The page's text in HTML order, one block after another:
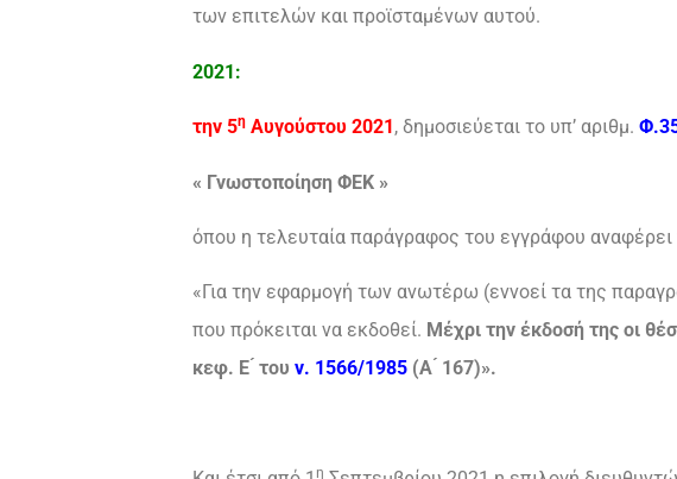
των επιτελών και προϊσταμένων αυτού.
2021:
την 5η Αυγούστου 2021 , δημοσιεύεται το υπ’ αριθμ.
« Γνωστοποίηση ΦΕΚ »
όπου η τελευταία παράγραφος του εγγράφου αναφέρει
«Για την εφαρμογή των ανωτέρω (εννοεί τα της
που πρόκειται να εκδοθεί. Μέχρι την έκδοσή της οι
κεφ. Ε ́ του ν. 1566/1985 (Α ́ 167)».
η